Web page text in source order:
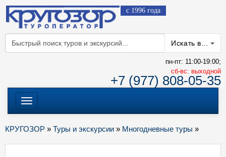
с 1996 года
Искать в...
пн-пт: 11:00-19:00;
cб-вс: выходной
+7 (977) 808-05-35
Меню
КРУГОЗОР » Туры и экскурсии » Многодневные туры »